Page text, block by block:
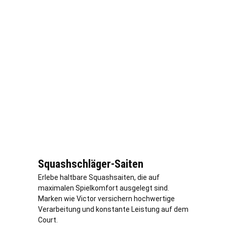
Squashschläger-Saiten
Erlebe haltbare Squashsaiten, die auf
maximalen Spielkomfort ausgelegt sind.
Marken wie Victor versichern hochwertige
Verarbeitung und konstante Leistung auf dem
Court.